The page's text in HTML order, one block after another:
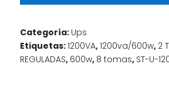
Categoría: Ups
Etiquetas:1200VA,1200va/600w, 2
REGULADAS, 600w, 8 tomas, ST-U-